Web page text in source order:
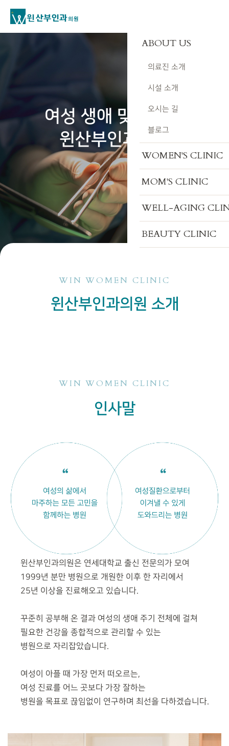
ABOUT US
의료진 소개
시설 소개
오시는 길
블로그
WOMEN'S CLINIC
MOM'S CLINIC
WELL-AGING
BEAUTY CLINIC
여성 생애 맞춤 진료
윈산부인과의원
WIN WOMEN CLINIC
윈산부인과의원 소개
WIN WOMEN CLINIC
인사말
윈산부인과의원은 연세대학교 출신 전문의가 모여
1999년 분만 병원으로 개원한 이후 한 자리에서
25년 이상을 진료해오고 있습니다.
꾸준히 공부해 온 결과 여성의 생애 주기 전체에 걸쳐
필요한 건강을 종합적으로 관리할 수 있는
병원으로 자리잡았습니다.
여성이 아플 때 가장 먼저 떠오르는,
여성 진료를 어느 곳보다 가장 잘하는
병원을 목표로 끊임없이 연구하며 최선을 다하겠습니다.